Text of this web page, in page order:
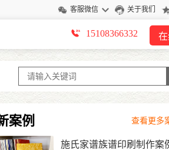
客服微信 关于我们
15108366332
案例 查看更多
施氏家谱族谱印刷制作案